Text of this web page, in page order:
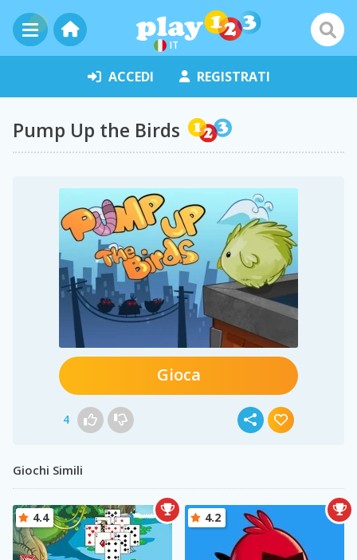
IT
ACCEDI REGISTRATI
Pump Up the Birds
Gioca
4
Giochi Simili
4.4 4.2